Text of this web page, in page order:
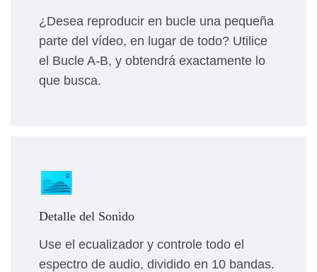
¿Desea reproducir en bucle una pequeña
parte del vídeo, en lugar de todo? Utilice
el Bucle A-B, y obtendrá exactamente lo
que busca.
Detalle del Sonido
Use el ecualizador y controle todo el
espectro de audio, dividido en 10 bandas.